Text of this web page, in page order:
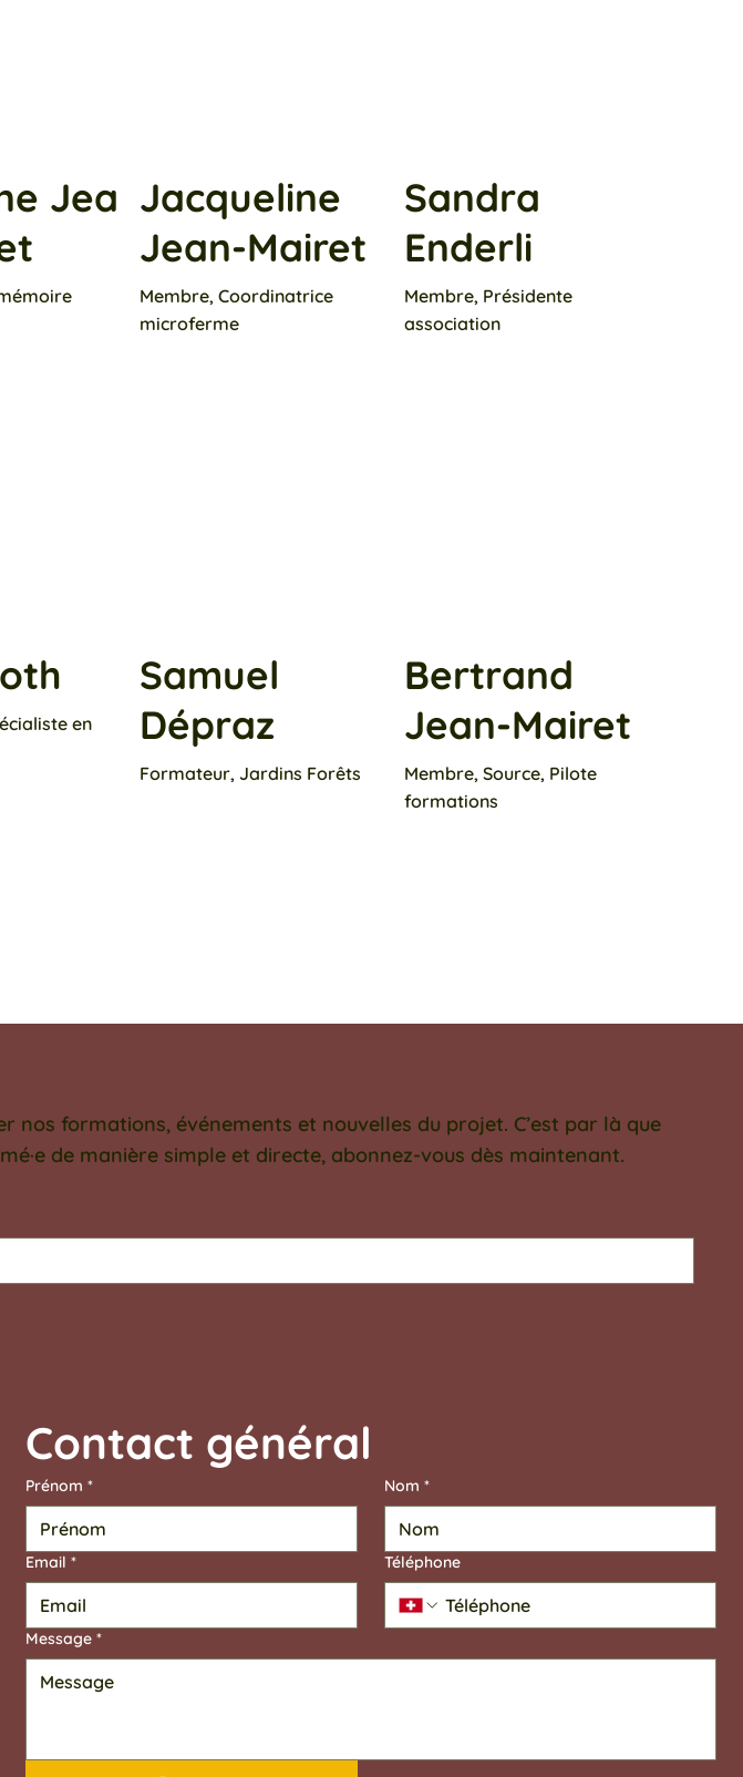
Jea Jacqueline
Jean-Mairet
Membre, Coordinatrice
microferme
Sandra
Enderli
Membre, Présidente
association
en
Samuel
Dépraz
Formateur, Jardins Forêts
Bertrand
Jean-Mairet
Membre, Source, Pilote
formations
formations, événements et nouvelles du projet. C’est par là que
de manière simple et directe, abonnez-vous dès maintenant.
Prénom * Nom *
Email * Téléphone
Message *